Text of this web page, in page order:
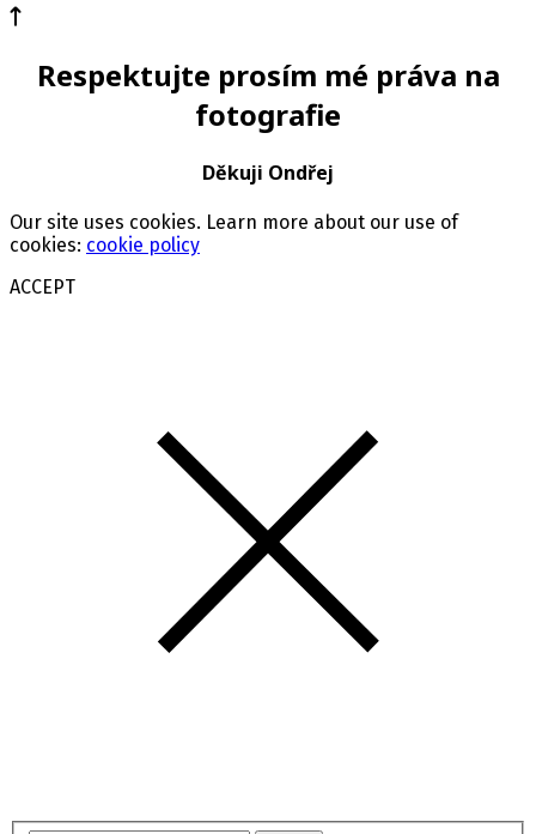
Respektujte prosím mé práva na
fotografie
Děkuji Ondřej
Our site uses cookies. Learn more about our use of
cookies: cookie policy
ACCEPT